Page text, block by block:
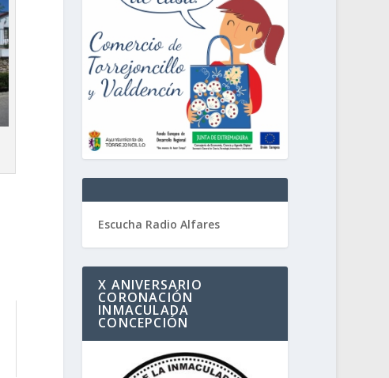
Escucha Radio Alfares
X ANIVERSARIO
CORONACIÓN
INMACULADA
CONCEPCIÓN